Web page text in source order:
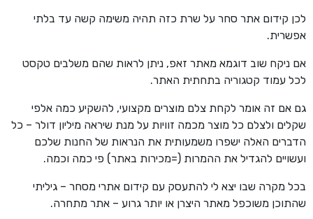
לכן קידום אתר סחר על שרת כזה תהיה משימה קשה עד בלתי
אפשרית.
אם ניקח שוב דוגמא מאתר זאפ, ניתן לראות שהם משלבים טקסט
לכל עמוד קטגוריה בתחתית האתר.
גם אם זה אומר לקחת צלם מוצרים מקצועי, להשקיע כמה אלפי
שקלים ולצלם כל מוצר מכמה זוויות על מנת שיראה מיליון דולר – כל
הדברים האלה ישפרו משמעותית את הנראות של החנות שלכם
ועשויים להגדיל את ההמרות (=מכירות באתר) פי כמה וכמה.
בכל מקרה שבו יצא לי להתעסק עם קידום אתרי מסחר – גיליתי
שהתוכן משוכפל מאתר היצרן או יותר גרוע – אתר מתחרה.